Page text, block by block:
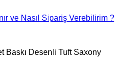
ve Nasıl Sipariş Verebilirim ?
Baskı Desenli Tuft Saxony